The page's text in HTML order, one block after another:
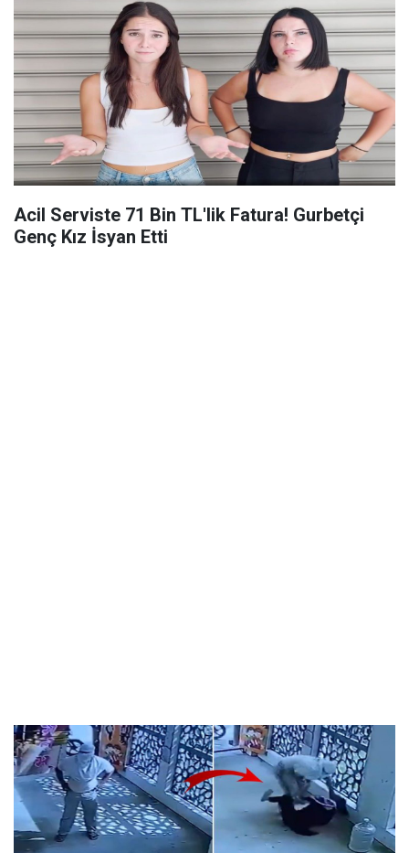
Acil Serviste 71 Bin TL'lik Fatura! Gurbetçi
Genç Kız İsyan Etti